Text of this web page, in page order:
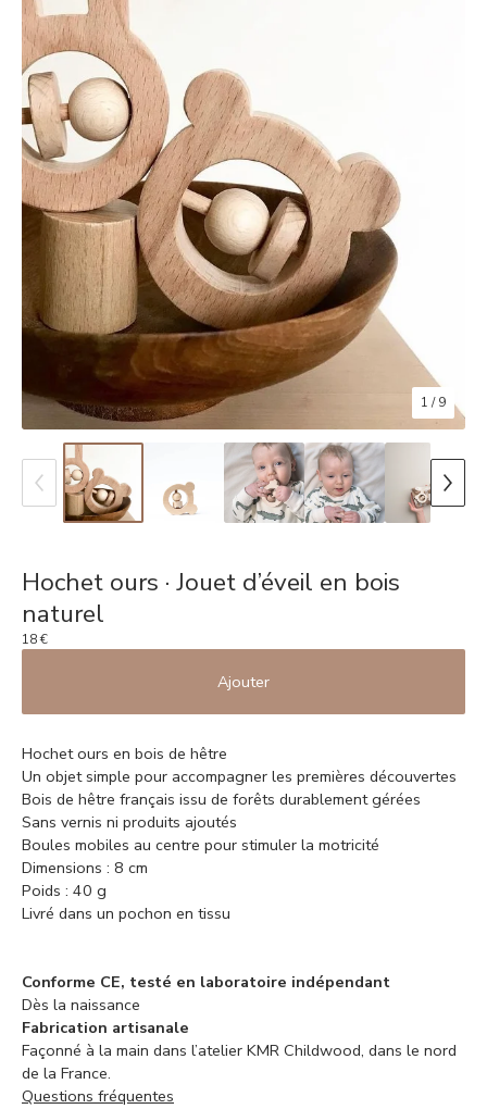
1 / 9
Hochet ours · Jouet d’éveil en bois
naturel
18€
Ajouter
Hochet ours en bois de hêtre
Un objet simple pour accompagner les premières découvertes
Bois de hêtre français issu de forêts durablement gérées
Sans vernis ni produits ajoutés
Boules mobiles au centre pour stimuler la motricité
Dimensions : 8 cm
Poids : 40 g
Livré dans un pochon en tissu
Conforme CE, testé en laboratoire indépendant
Dès la naissance
Fabrication artisanale
Façonné à la main dans l’atelier KMR Childwood, dans le nord
de la France.
Questions fréquentes